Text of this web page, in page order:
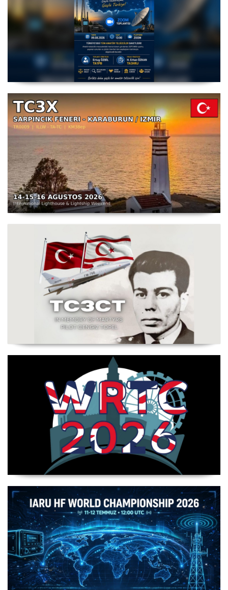
Amatör Telsizcilik Mevzuat Çalışması
TC3X - Sarpıncık Feneri'nden ILLW'de Aktif Olacak - 14-
Şehit Pilot Yüzbaşı Cengiz Topel Anma Etkinliği
WRTC 2026 Şampiyonu Litvanya Takımı